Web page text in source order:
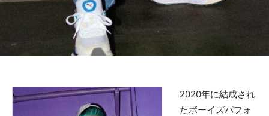
2020年に結成され
たボーイズパフォ